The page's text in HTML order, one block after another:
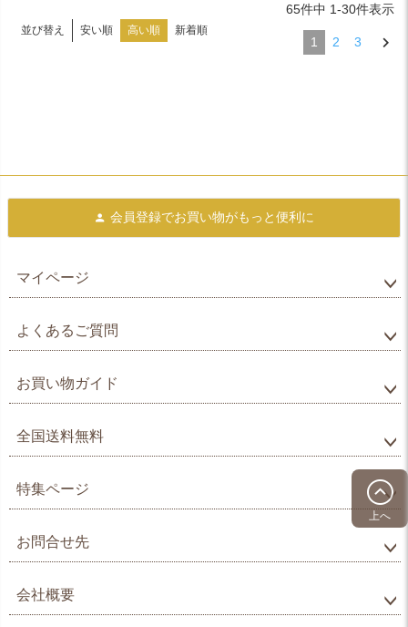
並び替え 安い順 高い順 新着順
65件中 1-30件表示
1 2 3
上へ
会員登録でお買い物がもっと便利に
マイページ
よくあるご質問
お買い物ガイド
全国送料無料
特集ページ
お問合せ先
会社概要